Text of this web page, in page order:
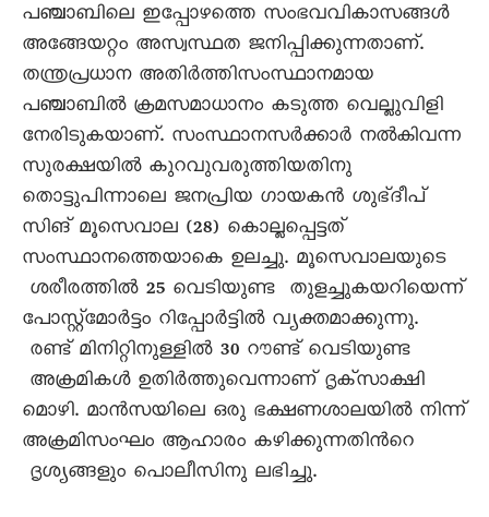
പഞ്ചാബിലെ ഇപ്പോഴത്തെ സംഭവവികാസങ്ങള്‍
അങ്ങേയറ്റം അസ്വസ്ഥത ജനിപ്പിക്കുന്നതാണ്.
തന്ത്രപ്രധാന അതിര്‍ത്തിസംസ്ഥാനമായ
പഞ്ചാബില്‍ ക്രമസമാധാനം കടുത്ത വെല്ലുവിളി
നേരിടുകയാണ്. സംസ്ഥാനസര്‍ക്കാര്‍ നല്‍കിവന്ന
സുരക്ഷയില്‍ കുറവുവരുത്തിയതിനു
തൊട്ടുപിന്നാലെ ജനപ്രിയ ഗായകന്‍ ശുഭ്ദീപ്
സിങ് മൂസെവാല (28) കൊല്ലപ്പെട്ടത്
സംസ്ഥാനത്തെയാകെ ഉലച്ചു. മൂസെവാലയുടെ
ശരീരത്തില്‍ 25 വെടിയുണ്ട തുളച്ചുകയറിയെന്ന്
പോസ്റ്റ്മോര്‍ട്ടം റിപ്പോര്‍ട്ടില്‍ വ്യക്തമാക്കുന്നു.
രണ്ട് മിനിറ്റിനുള്ളില്‍ 30 റൗണ്ട് വെടിയുണ്ട
അക്രമികള്‍ ഉതിര്‍ത്തുവെന്നാണ് ദൃക്സാക്ഷി
മൊഴി. മാന്‍സയിലെ ഒരു ഭക്ഷണശാലയില്‍ നിന്ന്
അക്രമിസംഘം ആഹാരം കഴിക്കുന്നതിന്‍റെ
ദൃശ്യങ്ങളും പൊലീസിനു ലഭിച്ചു.